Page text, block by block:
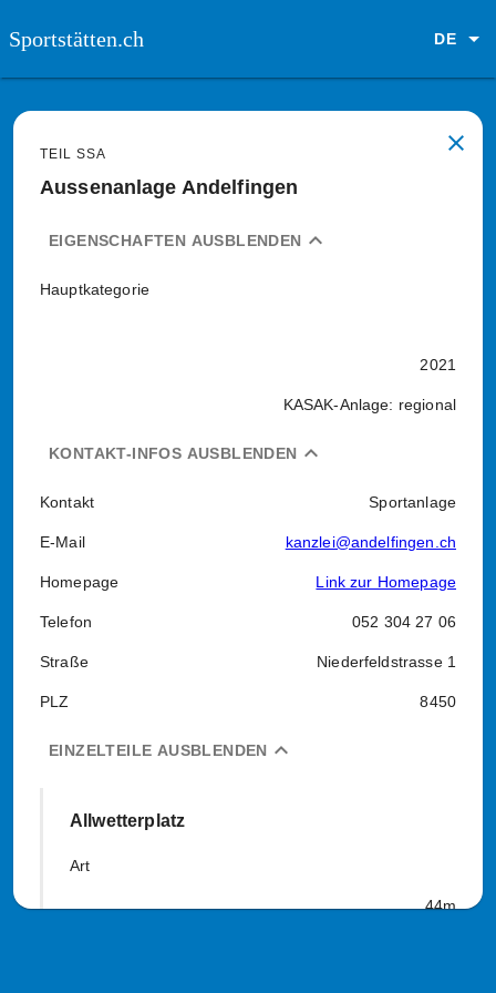
Sportstätten.ch DE
close
TEIL SSA
Aussenanlage Andelfingen
expand_less
EIGENSCHAFTEN AUSBLENDEN
Hauptkategorie
2021
KASAK-Anlage: regional
expand_less
KONTAKT-INFOS AUSBLENDEN
Kontakt Sportanlage
E-Mail kanzlei@andelfingen.ch
Homepage Link zur Homepage
Telefon 052 304 27 06
Straße Niederfeldstrasse 1
PLZ 8450
expand_less
EINZELTEILE AUSBLENDEN
Allwetterplatz
Art
44m